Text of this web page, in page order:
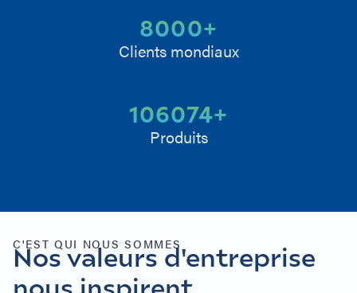
8000+
Clients mondiaux
106074+
Produits
C'EST QUI NOUS SOMMES
Nos valeurs d'entreprise
nous inspirent